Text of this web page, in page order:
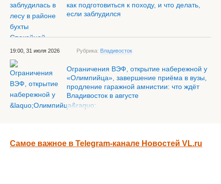
как подготовиться к походу, и что делать,
если заблудился
19:00, 31 июля 2026 Рубрика: Владивосток
Ограничения ВЭФ, открытие набережной у
«Олимпийца», завершение приёма в вузы,
продление гаражной амнистии: что ждёт
Владивосток в августе
Самое важное в Telegram-канале Новостей VL.ru